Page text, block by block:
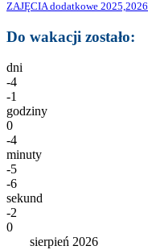
ZAJĘCIA dodatkowe 2025,2026
Do wakacji zostało:
dni
-4
-1
godziny
0
-4
minuty
-5
-6
sekund
-2
0
sierpień 2026